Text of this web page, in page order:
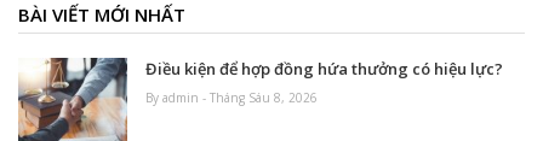
BÀI VIẾT MỚI NHẤT
Điều kiện để hợp đồng hứa thưởng có hiệu lực?
By admin - Tháng Sáu 8, 2026